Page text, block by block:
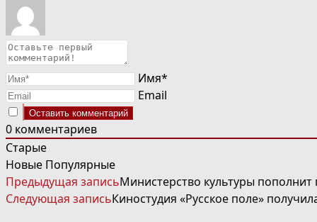
Имя*
Email
0 комментариев
Старые
Новые Популярные
ЧИТАТЬ
ДАЛЕЕ
СТАТЬИ
Предыдущая записьМинистерство культуры
Следующая записьКиностудия «Русское поле»